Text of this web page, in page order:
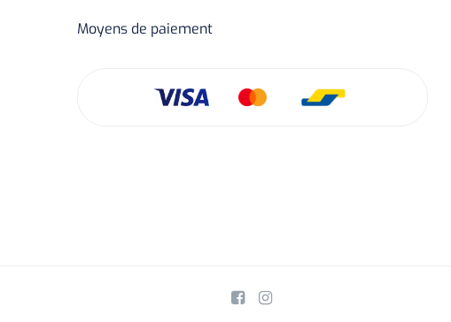
Moyens de paiement